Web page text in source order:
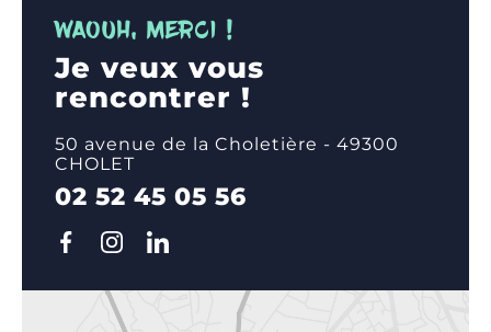
WAOUH, MERCI !
Je veux vous
rencontrer !
50 avenue de la Choletière - 49300
CHOLET
02 52 45 05 56